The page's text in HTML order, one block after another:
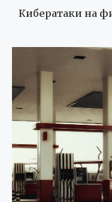
Кибератаки на